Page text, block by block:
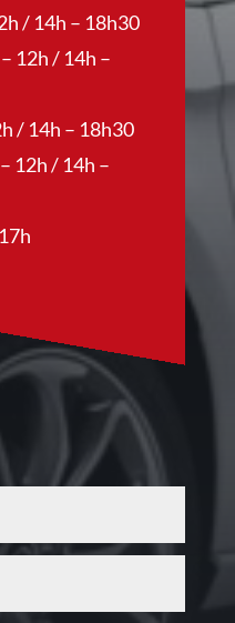
/ 14h – 18h30
12h / 14h –
/ 14h – 18h30
12h / 14h –